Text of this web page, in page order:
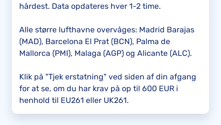
hårdest. Data opdateres hver 1-2 time.
Alle større lufthavne overvåges: Madrid Barajas
(MAD), Barcelona El Prat (BCN), Palma de
Mallorca (PMI), Malaga (AGP) og Alicante (ALC).
Klik på "Tjek erstatning" ved siden af din afgang
for at se, om du har krav på op til 600 EUR i
henhold til EU261 eller UK261.